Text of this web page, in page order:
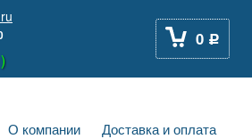
)
0 Р
О компании
Доставка и оплата